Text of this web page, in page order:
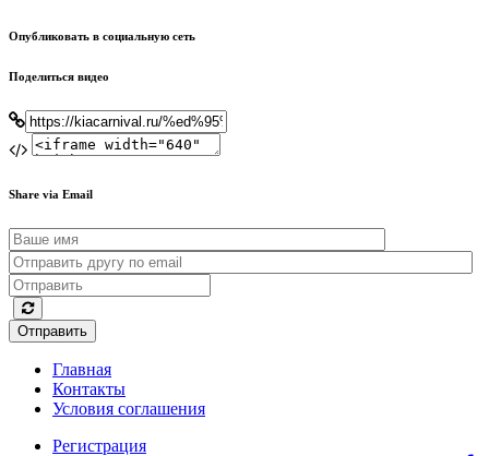
Опубликовать в социальную сеть
Поделиться видео
Share via Email
Отправить
Главная
Контакты
Условия соглашения
Регистрация